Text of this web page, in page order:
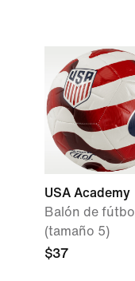
USA Academy
Balón de fútbol
(tamaño 5)
$37